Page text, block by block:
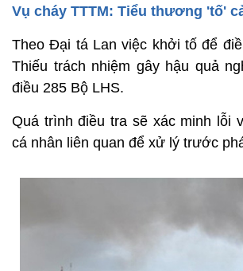
Vụ cháy TTTM: Tiểu thương 'tố'
Theo Đại tá Lan việc khởi tố để
Thiếu trách nhiệm gây hậu quả
điều 285 Bộ LHS.
Quá trình điều tra sẽ xác minh lỗi
cá nhân liên quan để xử lý trước